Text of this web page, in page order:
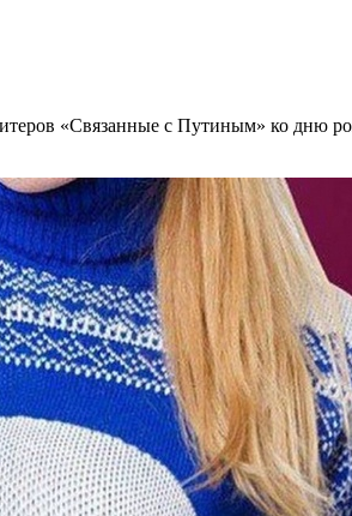
«Связанные с Путиным» ко дню